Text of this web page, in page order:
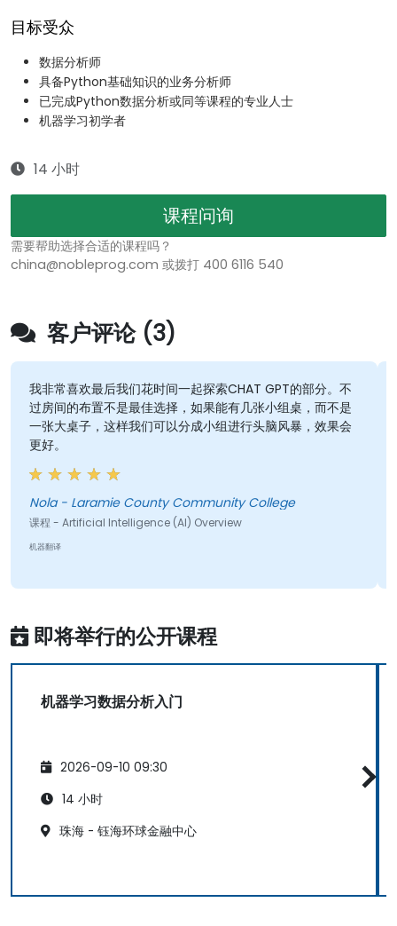
目标受众
数据分析师
具备Python基础知识的业务分析师
已完成Python数据分析或同等课程的专业人士
机器学习初学者
14 小时
课程问询
需要帮助选择合适的课程吗？
china@nobleprog.com 或拨打 400 6116 540
客户评论 (3)
我非常喜欢最后我们花时间一起探索CHAT GPT的部分。不
过房间的布置不是最佳选择，如果能有几张小组桌，而不是
一张大桌子，这样我们可以分成小组进行头脑风暴，效果会
更好。
Nola - Laramie County Community College
课程 - Artificial Intelligence (AI) Overview
机器翻译
即将举行的公开课程
机器学习数据分析入门
2026-09-10 09:30
14 小时
珠海 - 钰海环球金融中心